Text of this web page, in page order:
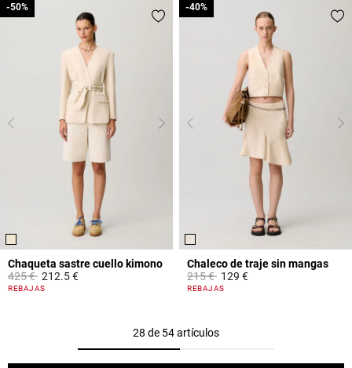
Chaqueta sastre cuello kimono
Price reduced from
425 €to
-50%
212.5 €
4 out of 5 Customer Rating
REBAJAS
-50%
Chaleco de traje sin mangas
Price reduced from
215 €to
-40%
129 €
5 out of 5 Customer Rating
REBAJAS
-40%
28 de 54 artículos